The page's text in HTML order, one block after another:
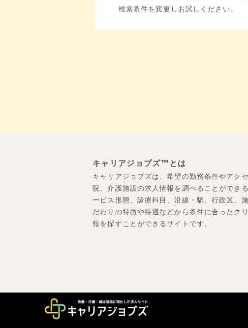
検索条件を変更しお試しください。
キャリアジョブズ™とは
キャリアジョブズは、希望の勤務条件やアク
院、介護施設の求人情報を調べることができ
ービス形態、診療科目、沿線・駅、行政区、
だわりの特徴や待遇などから条件に合ったク
報を探すことができるサイトです。